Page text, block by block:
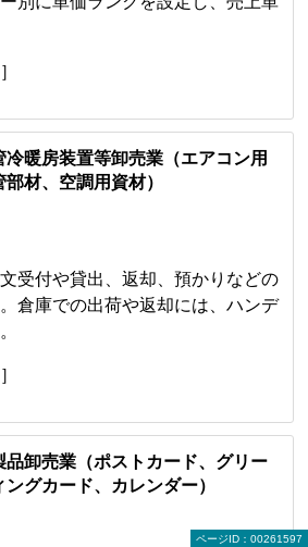
冷暖房装置等卸売業（エアコン用
部材、空調用資材）
受付や貸出、返却、預かりなどの
倉庫での出荷や返却には、ハンデ
品卸売業（ポストカード、グリー
ングカード、カレンダー）
ページID：00261597